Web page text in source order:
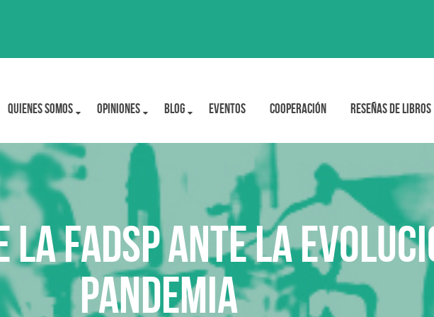
Quienes Somos OPINIONES BLOG Eventos Cooperación Reseñas de libros
la FADSP ante la
pandemia